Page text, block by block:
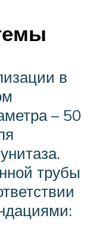
в
– 50
трубы